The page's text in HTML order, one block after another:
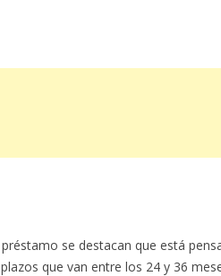
se destacan que está
que van entre los 24 y 36